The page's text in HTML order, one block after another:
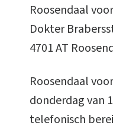
Roosendaal
Dokter
4701 AT
Roosendaal
donderdag van
telefonisch